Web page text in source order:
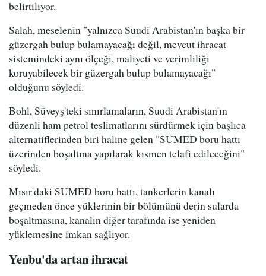
belirtiliyor.
Salah, meselenin "yalnızca Suudi Arabistan'ın başka bir
güzergah bulup bulamayacağı değil, mevcut ihracat
sistemindeki aynı ölçeği, maliyeti ve verimliliği
koruyabilecek bir güzergah bulup bulamayacağı"
olduğunu söyledi.
Bohl, Süveyş'teki sınırlamaların, Suudi Arabistan'ın
düzenli ham petrol teslimatlarını sürdürmek için başlıca
alternatiflerinden biri haline gelen "SUMED boru hattı
üzerinden boşaltma yapılarak kısmen telafi edileceğini"
söyledi.
Mısır'daki SUMED boru hattı, tankerlerin kanalı
geçmeden önce yüklerinin bir bölümünü derin sularda
boşaltmasına, kanalın diğer tarafında ise yeniden
yüklemesine imkan sağlıyor.
Yenbu'da artan ihracat